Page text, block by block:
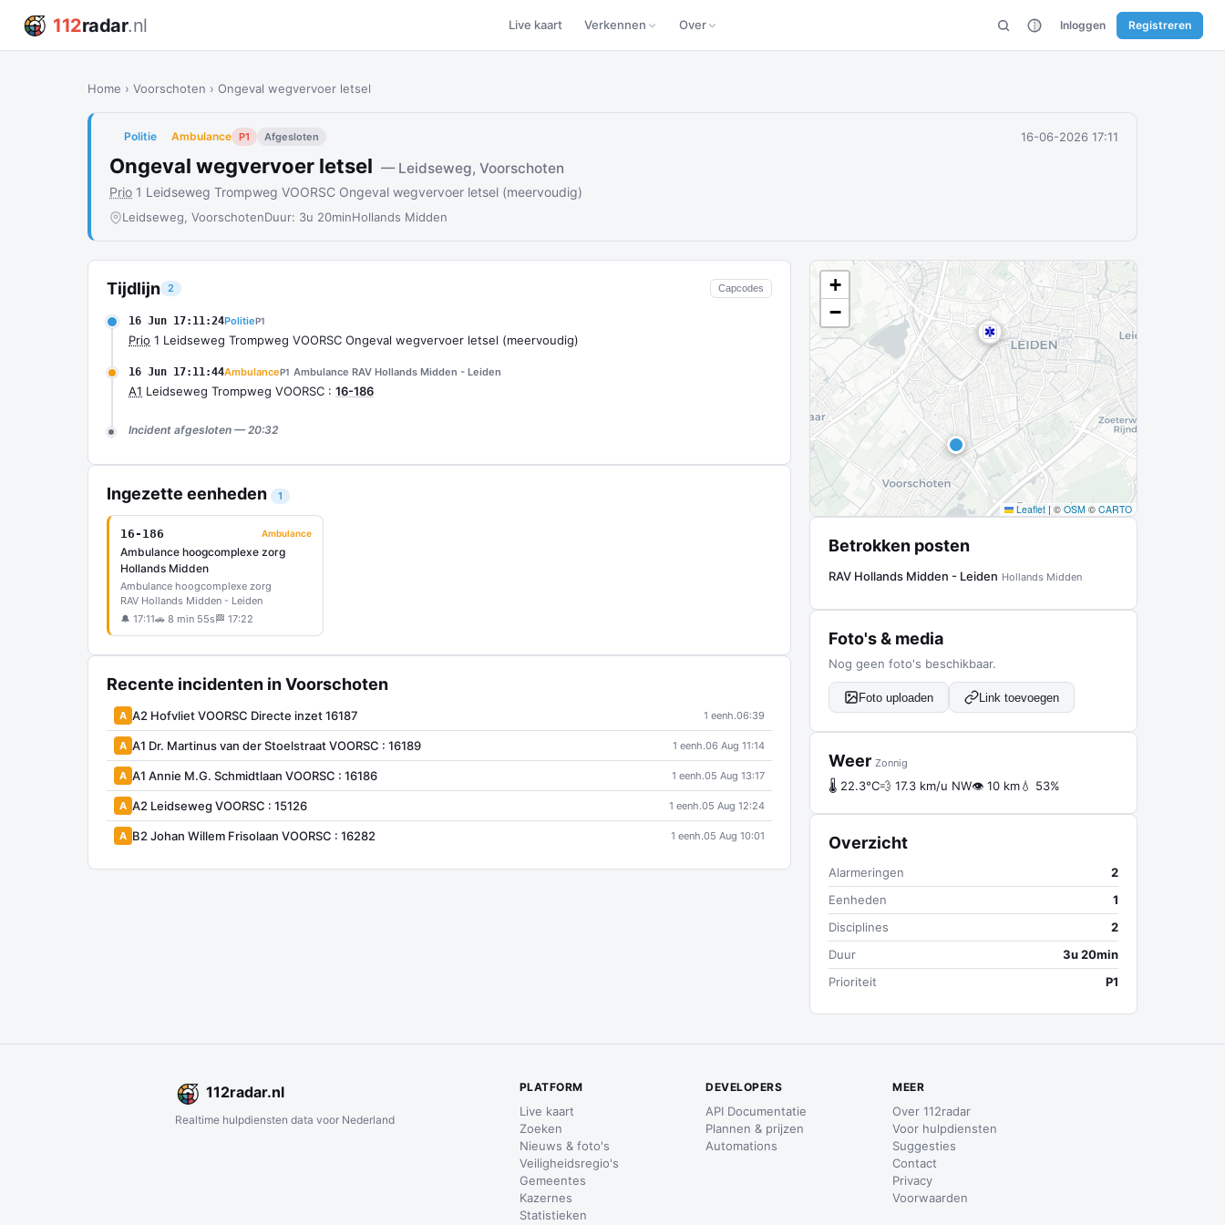
112radar.nl Live kaart Verkennen Over Inloggen Registreren
Home › Voorschoten › Ongeval wegvervoer letsel
Politie Ambulance P1 Afgesloten 16-06-2026 17:11
Ongeval wegvervoer letsel — Leidseweg, Voorschoten
Prio 1 Leidseweg Trompweg VOORSC Ongeval wegvervoer letsel (meervoudig)
Leidseweg, VoorschotenDuur: 3u 20minHollands Midden
Tijdlijn 2 Capcodes
16 Jun 17:11:24PolitieP1
Prio 1 Leidseweg Trompweg VOORSC Ongeval wegvervoer letsel (meervoudig)
16 Jun 17:11:44AmbulanceP1 Ambulance RAV Hollands Midden - Leiden
A1 Leidseweg Trompweg VOORSC : 16-186
Incident afgesloten — 20:32
Ingezette eenheden 1
16-186 Ambulance
Ambulance hoogcomplexe zorg
Hollands Midden
Ambulance hoogcomplexe zorg
RAV Hollands Midden - Leiden
🔔 17:11🚗 8 min 55s 🏁 17:22
Recente incidenten in Voorschoten
A A2 Hofvliet VOORSC Directe inzet 16187 1 eenh.06:39
A A1 Dr. Martinus van der Stoelstraat VOORSC : 16189 1 eenh.06 Aug 11:14
A A1 Annie M.G. Schmidtlaan VOORSC : 16186 1 eenh.05 Aug 13:17
A A2 Leidseweg VOORSC : 15126 1 eenh.05 Aug 12:24
A B2 Johan Willem Frisolaan VOORSC : 16282 1 eenh.05 Aug 10:01
+
−
Leaflet | © OSM © CARTO
Betrokken posten
RAV Hollands Midden - Leiden Hollands Midden
Foto's & media
Nog geen foto's beschikbaar.
Foto uploaden Link toevoegen
Weer Zonnig
🌡 22.3°C💨 17.3 km/u NW👁 10 km💧 53%
Overzicht
Alarmeringen
2
Eenheden
1
Disciplines
2
Duur
3u 20min
Prioriteit
P1
112radar.nl
Realtime hulpdiensten data voor Nederland
PLATFORM
Live kaart
Zoeken
Nieuws & foto's
Veiligheidsregio's
Gemeentes
Kazernes
Statistieken
DEVELOPERS
API Documentatie
Plannen & prijzen
Automations
MEER
Over 112radar
Voor hulpdiensten
Suggesties
Contact
Privacy
Voorwaarden